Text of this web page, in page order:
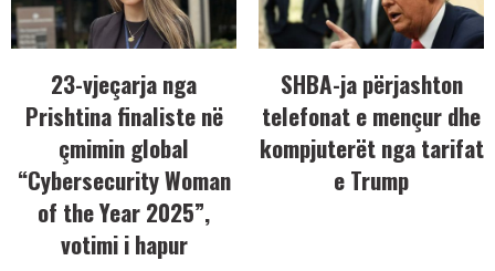
23-vjeçarja nga
Prishtina finaliste në
çmimin global
“Cybersecurity Woman
of the Year 2025”,
votimi i hapur
SHBA-ja përjashton
telefonat e mençur dhe
kompjuterët nga tarifat
e Trump